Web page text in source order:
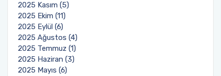
2025 Kasım (5)
2025 Ekim (11)
2025 Eylül (6)
2025 Ağustos (4)
2025 Temmuz (1)
2025 Haziran (3)
2025 Mayıs (6)